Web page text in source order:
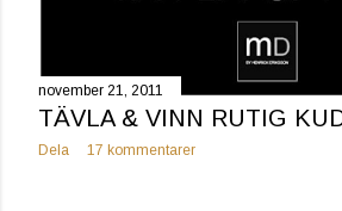
november 21, 2011
TÄVLA & VINN RUTIG
Dela 17 kommentarer